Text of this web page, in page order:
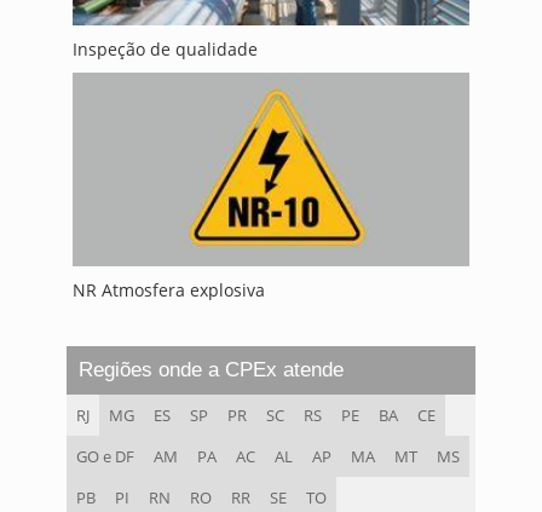
Inspeção de qualidade
NR Atmosfera explosiva
Regiões onde a CPEx atende
RJ MG ES SP PR SC RS PE BA
CE
GO e DF
AM PA AC AL AP MA MT
MS
PB
PI RN RO RR SE TO